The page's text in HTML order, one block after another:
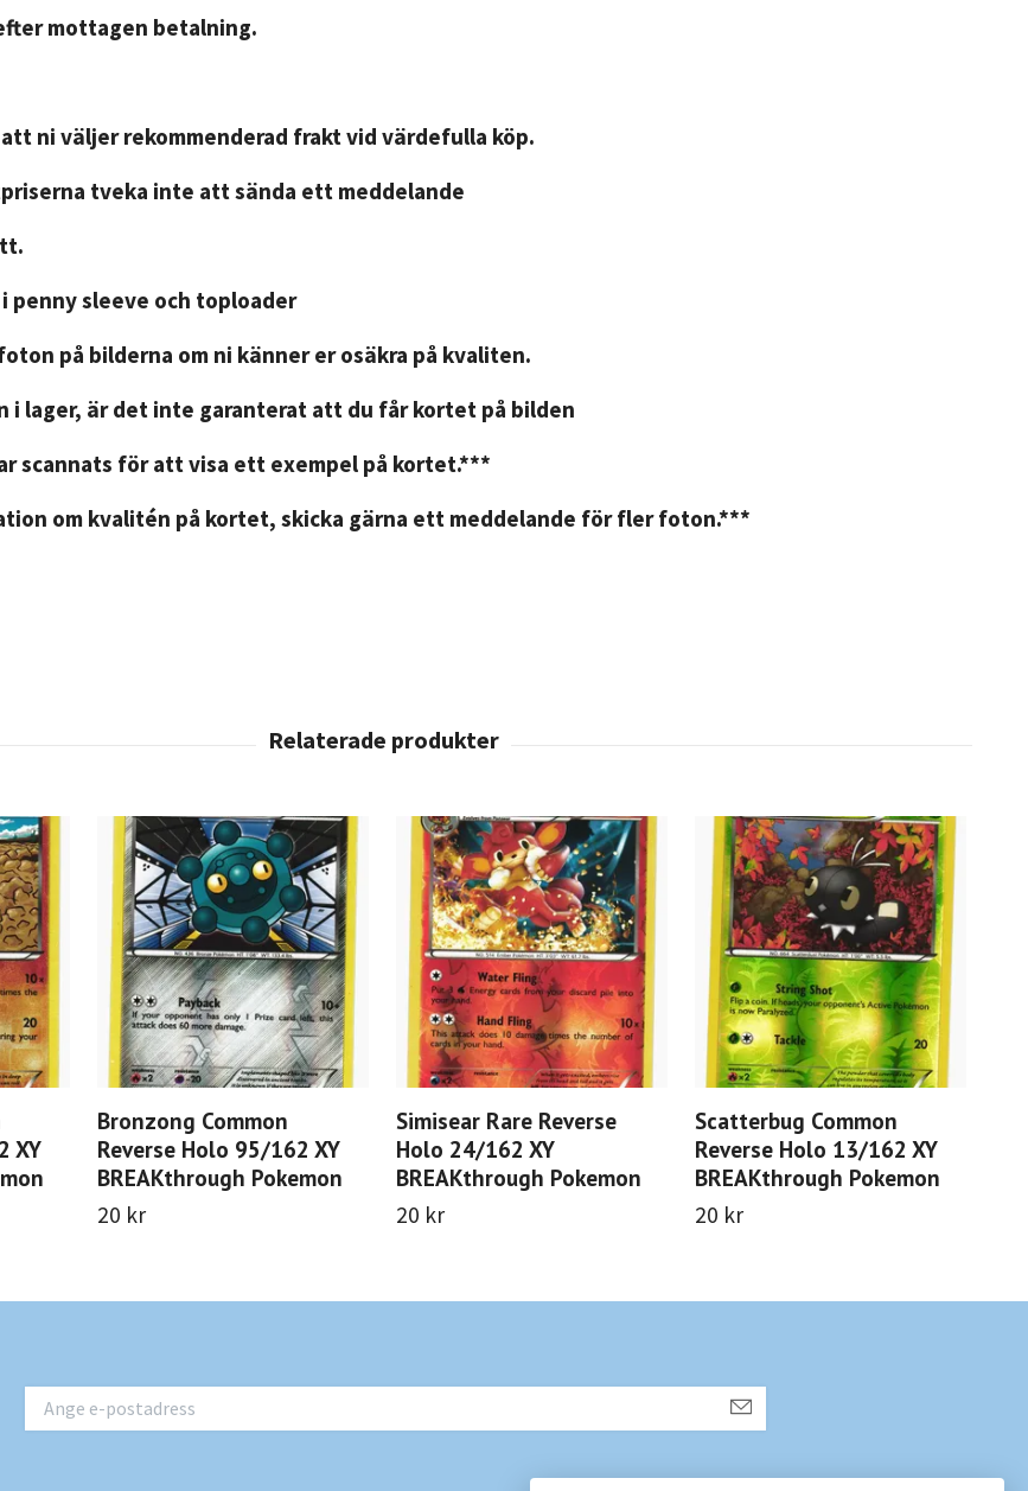
mottagen betalning.
ni väljer rekommenderad frakt vid värdefulla köp.
tveka inte att sända ett meddelande
penny sleeve och toploader
på bilderna om ni känner er osäkra på kvaliten.
i lager, är det inte garanterat att du får kortet på bilden
scannats för att visa ett exempel på kortet.***
om kvalitén på kortet, skicka gärna ett meddelande för fler foton.***
XY
Bronzong Common
Reverse Holo 95/162 XY
BREAKthrough Pokemon
20 kr
Simisear Rare Reverse
Holo 24/162 XY
BREAKthrough Pokemon
20 kr
Scatterbug Common
Reverse Holo 13/162 XY
BREAKthrough Pokemon
20 kr